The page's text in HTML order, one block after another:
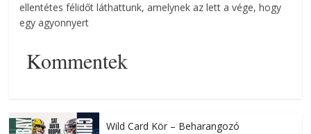
ellentétes félidőt láthattunk, amelynek az lett a vége, hogy
egy agyonnyert
Kommentek
Wild Card Kör – Beharangozó